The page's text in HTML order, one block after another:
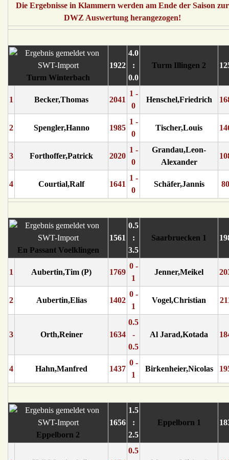
Die Ergebnisse in Klammern werden am Ende der Saison zur
DWZ Auswertung herangezogen!
Turm Winterbach
1922
4.0
:
0.0
Turm Illingen 2
1 Becker,Thomas 2041
1 -
0
Henschel,Friedrich
2 Spengler,Hanno 1985
1 -
0
Tischer,Louis
3 Forthoffer,Patrick 2020
1 -
0
Grandau,Leon-
Alexander
4 Courtial,Ralf 1641
1 -
0
Schäfer,Jannis
En Passant Voelklingen
1561
0.5
:
3.5
Saarbruecken 1
1 Aubertin,Tim (P) 1769
0 -
1
Jenner,Meikel
2 Aubertin,Elias 1402
0 -
1
Vogel,Christian
3 Orth,Reiner 1634
0.5
-
0.5
Al Jarad,Kotada
4 Hahn,Manfred 1437
0 -
1
Birkenheier,Nicolas
Eppelborn 2
1656
1.5
:
2.5
Eppelborn 1
0.5